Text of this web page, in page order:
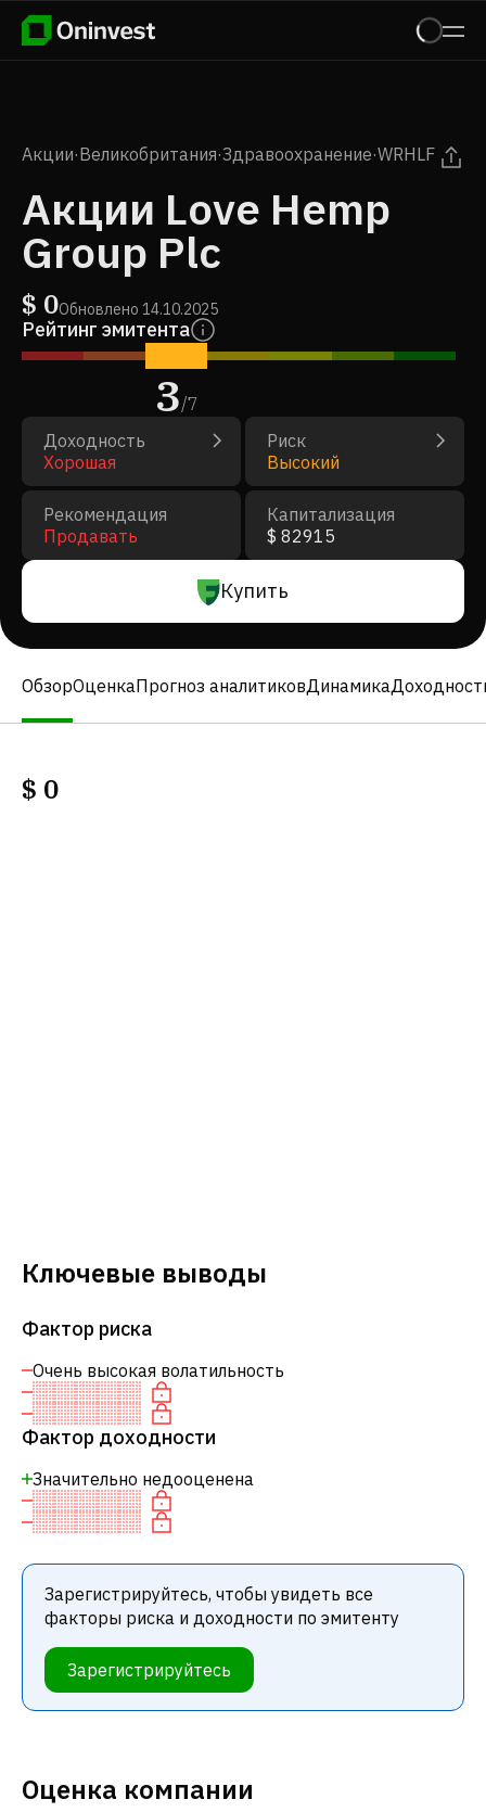
Акции·Великобритания·Здравоохранение·WRHLF
Акции Love Hemp
Group Plc
$ 0Обновлено 14.10.2025
Рейтинг эмитента
3/7
Доходность
Хорошая
Риск
Высокий
Рекомендация
Продавать
Капитализация
$ 82915
Купить
ОбзорОценкаПрогноз аналитиковДинамика
$ 0
Ключевые выводы
Фактор риска
Очень высокая волатильность
Фактор доходности
Значительно недооценена
Зарегистрируйтесь, чтобы увидеть все
факторы риска и доходности по эмитенту
Зарегистрируйтесь
Оценка компании